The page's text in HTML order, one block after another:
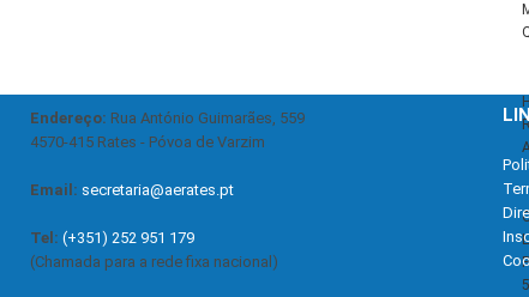
Endereço: Rua António Guimarães, 559
4570-415 Rates - Póvoa de Varzim
Email: secretaria@aerates.pt
Tel:(+351) 252 951 179
(Chamada para a rede fixa nacional)